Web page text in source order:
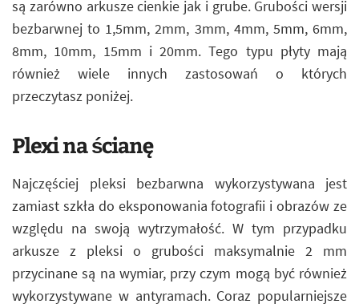
są zarówno arkusze cienkie jak i grube. Grubości wersji
bezbarwnej to 1,5mm, 2mm, 3mm, 4mm, 5mm, 6mm,
8mm, 10mm, 15mm i 20mm. Tego typu płyty mają
również wiele innych zastosowań o których
przeczytasz poniżej.
Plexi na ścianę
Najczęściej pleksi bezbarwna wykorzystywana jest
zamiast szkła do eksponowania fotografii i obrazów ze
względu na swoją wytrzymałość. W tym przypadku
arkusze z pleksi o grubości maksymalnie 2 mm
przycinane są na wymiar, przy czym mogą być również
wykorzystywane w antyramach. Coraz popularniejsze